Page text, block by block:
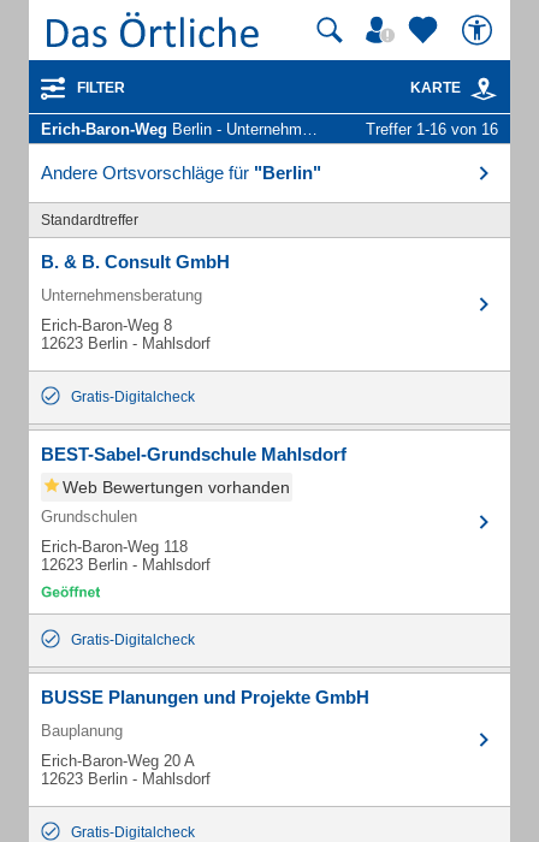
FILTER KARTE
Erich-Baron-Weg Berlin - Unternehmen und Personen Treffer 1-16 von 16
Andere Ortsvorschläge für "Berlin"
Standardtreffer
B. & B. Consult GmbH
Unternehmensberatung
Erich-Baron-Weg 8
12623 Berlin - Mahlsdorf
Gratis-Digitalcheck
BEST-Sabel-Grundschule Mahlsdorf
Web Bewertungen vorhanden
Grundschulen
Erich-Baron-Weg 118
12623 Berlin - Mahlsdorf
Gratis-Digitalcheck
BUSSE Planungen und Projekte GmbH
Bauplanung
Erich-Baron-Weg 20 A
12623 Berlin - Mahlsdorf
Gratis-Digitalcheck